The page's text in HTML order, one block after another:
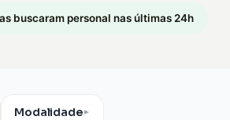
buscaram personal nas últimas 24h
Modalidade▼